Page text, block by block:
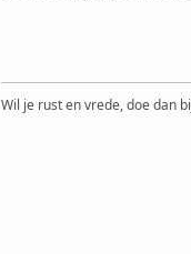
Wil je rust en vrede, doe dan